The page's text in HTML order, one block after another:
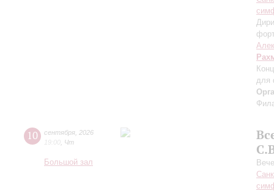
для
10 сентября 2026
19:00 Чт
Большой зал